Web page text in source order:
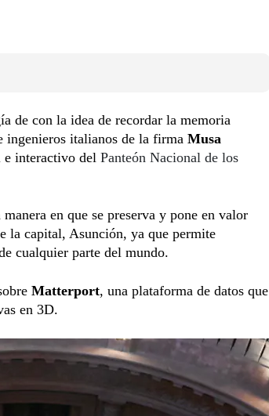
de con la idea de recordar la memoria
ingenieros italianos de la firma Musa
interactivo del Panteón Nacional de los
en que se preserva y pone en valor
la capital, Asunción, ya que permite
cualquier parte del mundo.
Matterport, una plataforma de datos que
en 3D.